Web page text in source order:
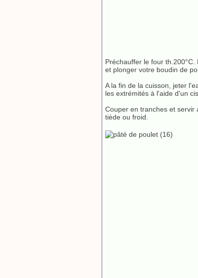
Préchauffer le four
et plonger votre boudin de
A la fin de la cuisson, jeter
les extrémités à l'aide d'un
Couper en tranches et servir
tiède ou froid.